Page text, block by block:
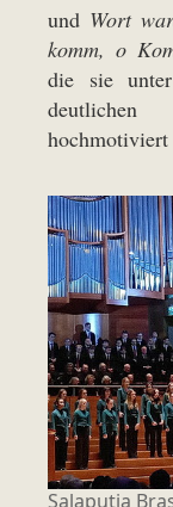
und Wort
komm, o
die sie
hochmotiviert
Salaputia